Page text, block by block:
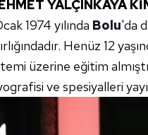
YALÇINKAYA
1974 yılında Bolu'da
Henüz 12
üzerine eğitim
ve spesiyalleri